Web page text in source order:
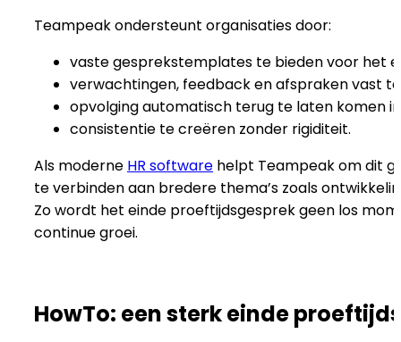
Teampeak ondersteunt organisaties door:
vaste gesprekstemplates te bieden voor het
verwachtingen, feedback en afspraken vast
opvolging automatisch terug te laten komen
consistentie te creëren zonder rigiditeit.
Als moderne HR software helpt Teampeak om dit
te verbinden aan bredere thema’s zoals
Zo wordt het einde proeftijdsgesprek geen los
continue groei.
HowTo: een sterk einde